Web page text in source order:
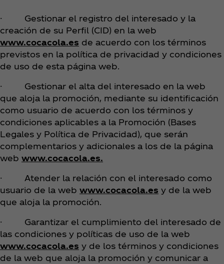
· Gestionar el registro del interesado y la
creación de su Perfil (CID) en la web
www.cocacola.es de acuerdo con los términos
previstos en la política de privacidad y condiciones
de uso de esta página web.
· Gestionar el alta del interesado en la web
que aloja la promoción, mediante su identificación
como usuario de acuerdo con los términos y
condiciones aplicables a la Promoción (Bases
Legales y Política de Privacidad), que serán
complementarios y adicionales a los de la página
web www.cocacola.es.
· Atender la relación con el interesado como
usuario de la web www.cocacola.es y de la web
que aloja la promoción.
· Garantizar el cumplimiento del interesado de
las condiciones y políticas de uso de la web
www.cocacola.es y de los términos y condiciones
de la web que aloja la promoción y comunicar a